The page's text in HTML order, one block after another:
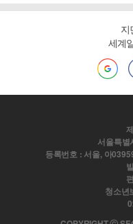
지
세계
서울특별
등록번호 : 서울, 아
청소년